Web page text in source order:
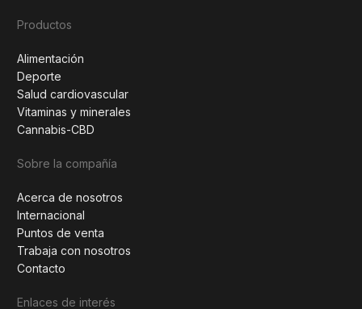
Productos
Alimentación
Deporte
Salud cardiovascular
Vitaminas y minerales
Cannabis-CBD
Sobre la compañía
Acerca de nosotros
Internacional
Puntos de venta
Trabaja con nosotros
Contacto
Enlaces de interés